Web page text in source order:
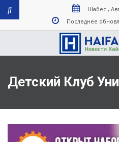
Шабес ,
Последнее
Детский Клуб